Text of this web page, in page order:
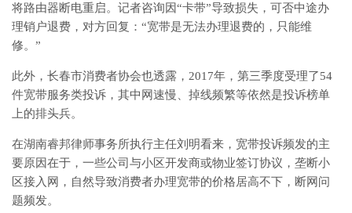
将路由器断电重启。记者咨询因“卡带”导致损失，可否中途办
理销户退费，对方回复：“宽带是无法办理退费的，只能维
修。”
此外，长春市消费者协会也透露，2017年，第三季度受理了54
件宽带服务类投诉，其中网速慢、掉线频繁等依然是投诉榜单
上的排头兵。
在湖南睿邦律师事务所执行主任刘明看来，宽带投诉频发的主
要原因在于，一些公司与小区开发商或物业签订协议，垄断小
区接入网，自然导致消费者办理宽带的价格居高不下，断网问
题频发。